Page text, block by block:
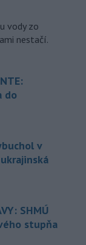
vody zo
nestačí.
do
v
SHMÚ
stupňa